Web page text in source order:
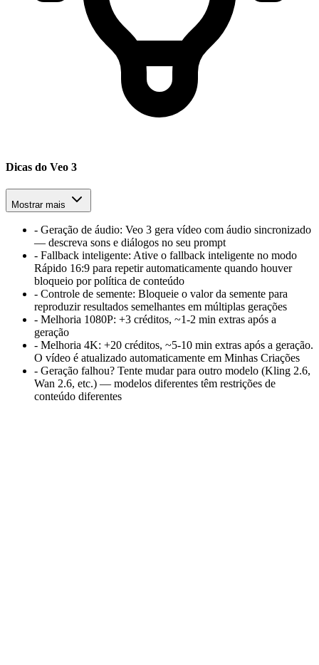
Dicas do Veo 3
Mostrar mais
- Geração de áudio: Veo 3 gera vídeo com áudio sincronizado
— descreva sons e diálogos no seu prompt
- Fallback inteligente: Ative o fallback inteligente no modo
Rápido 16:9 para repetir automaticamente quando houver
bloqueio por política de conteúdo
- Controle de semente: Bloqueie o valor da semente para
reproduzir resultados semelhantes em múltiplas gerações
- Melhoria 1080P: +3 créditos, ~1-2 min extras após a
geração
- Melhoria 4K: +20 créditos, ~5-10 min extras após a geração.
O vídeo é atualizado automaticamente em Minhas Criações
- Geração falhou? Tente mudar para outro modelo (Kling 2.6,
Wan 2.6, etc.) — modelos diferentes têm restrições de
conteúdo diferentes